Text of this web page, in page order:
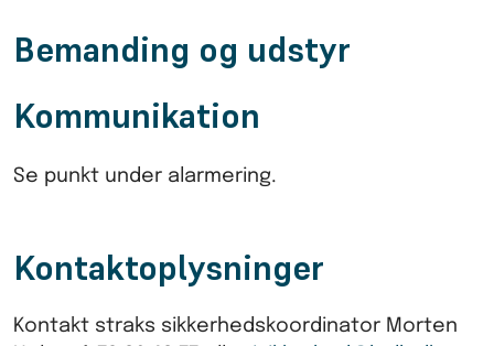
Bemanding og udstyr
Kommunikation
Se punkt under alarmering.
Kontaktoplysninger
Kontakt straks sikkerhedskoordinator Morten